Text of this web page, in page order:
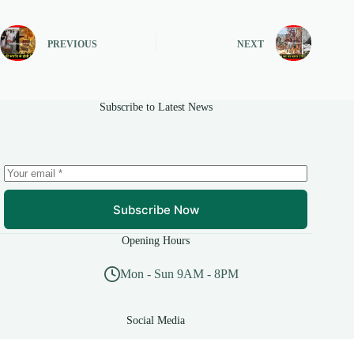
PREVIOUS NEXT
Subscribe to Latest News
Subscribe Now
Opening Hours
Mon - Sun 9AM - 8PM
Social Media